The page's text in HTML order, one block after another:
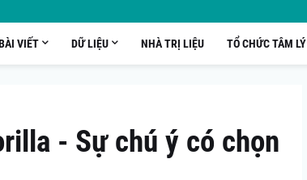
VIẾT DỮ LIỆU NHÀ TRỊ LIỆU TỔ CHỨC TÂM LÝ
- Sự chú ý có chọn